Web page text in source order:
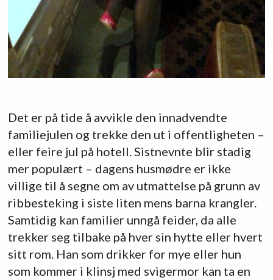
Det er på tide å avvikle den innadvendte
familiejulen og trekke den ut i offentligheten –
eller feire jul på hotell. Sistnevnte blir stadig
mer populært – dagens husmødre er ikke
villige til å segne om av utmattelse på grunn av
ribbesteking i siste liten mens barna krangler.
Samtidig kan familier unngå feider, da alle
trekker seg tilbake på hver sin hytte eller hvert
sitt rom. Han som drikker for mye eller hun
som kommer i klinsj med svigermor kan ta en